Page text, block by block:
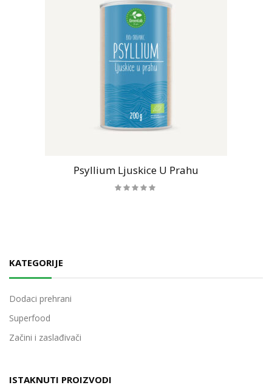
KATEGORIJE
Dodaci prehrani
Superfood
Začini i zaslađivači
ISTAKNUTI PROIZVODI
Psyllium Ljuskice U Prahu